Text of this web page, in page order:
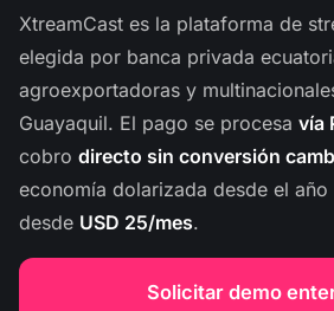
XtreamCast es la plataforma de
elegida por banca privada
agroexportadoras y
Guayaquil. El pago se procesa vía
cobro directo sin conversión
economía dolarizada desde el
desde USD 25/mes.
Solicitar demo